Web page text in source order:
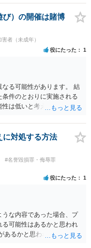
び）の開催は賭博
害者（未成年）
役にたった 1
る可能性があります。 結
件のとおりに実施される
は低いと考えられます
てその得喪を争う場合に成
ネーから懸賞として賞金を
ル費用に充てられて賞金
自らの財物を失うリスク
る見解が一般的です。ま
利罪も成立しないと考え
す。景品表示法について
いため対象外と考えられ
金銭徴収の可否など）へ
問3への回答】 主催者とし
場代の実費に充てられてい
に対処する方法
#名誉毀損罪・侮辱罪
役にたった 1
な内容であった場合、プ
可能性はあるかと思われ
あるかと思われますので、